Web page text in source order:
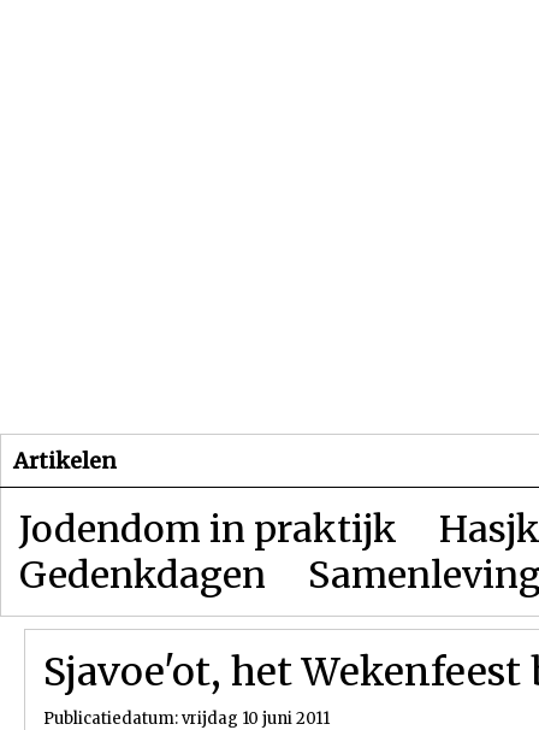
Artikelen
Jodendom in praktijk
Gedenkdagen
Sjavoe'ot, het
Publicatiedatum: vrijdag 10 juni 2011